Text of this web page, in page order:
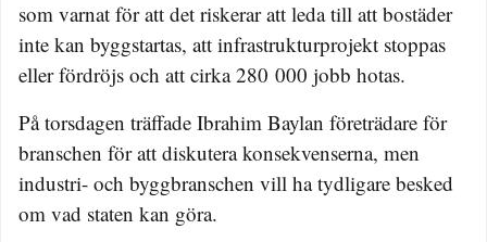
som varnat för att det riskerar att leda till att bostäder
inte kan byggstartas, att infrastrukturprojekt stoppas
eller fördröjs och att cirka 280 000 jobb hotas.
På torsdagen träffade Ibrahim Baylan företrädare för
branschen för att diskutera konsekvenserna, men
industri- och byggbranschen vill ha tydligare besked
om vad staten kan göra.